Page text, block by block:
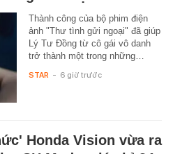
Thành công của bộ phim điện
ảnh "Thư tình gửi ngoại" đã giúp
Lý Tư Đồng từ cô gái vô danh
trở thành một trong những…
STAR - 6 giờ trước
Honda Vision vừa ra